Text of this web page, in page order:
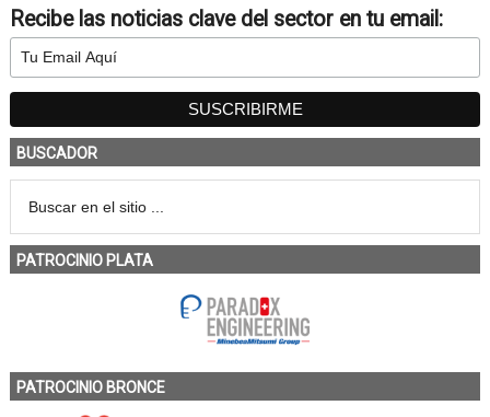
Recibe las noticias clave del sector en tu email:
BUSCADOR
PATROCINIO PLATA
PATROCINIO BRONCE